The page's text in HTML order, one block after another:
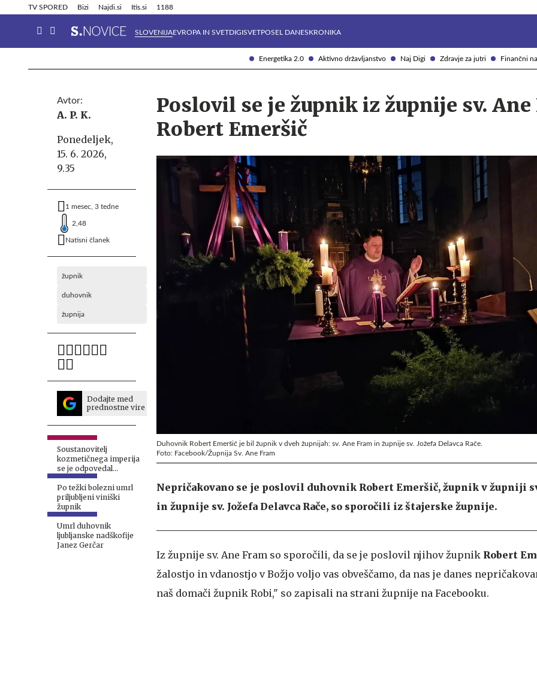
Energetika 2.0 Aktivno državljanstvo Naj Digi Zdravje za jutri Finančni
TV SPORED Bizi Najdi.si Itis.si 1188
SLOVENIJAEVROPA IN SVETDIGISVETPOSEL DANESKRONIKA
Info in obvestila Tehnik
Avtor:
A. P. K.
Ponedeljek,
15. 6. 2026,
9.35
1 mesec, 3 tedne
2,48
Natisni članek
župnik
duhovnik
župnija
Dodajte med
prednostne vire
Soustanovitelj
kozmetičnega imperija
se je odpovedal
bogastvu za duhovniški
poklic
Po težki bolezni umrl
priljubljeni viniški
župnik
Umrl duhovnik
ljubljanske nadškofije
Janez Gerčar
Poslovil se je župnik iz župnije sv. Ane
Robert Emeršič
Duhovnik Robert Emeršič je bil župnik v dveh župnijah: sv. Ane Fram in župnije sv. Jožefa Delavca Rače.
Foto: Facebook/Župnija Sv. Ane Fram
Nepričakovano se je poslovil duhovnik Robert Emeršič, župnik v župniji
in župnije sv. Jožefa Delavca Rače, so sporočili iz štajerske župnije.
Iz župnije sv. Ane Fram so sporočili, da se je poslovil njihov župnik Robert
žalostjo in vdanostjo v Božjo voljo vas obveščamo, da nas je danes
naš domači župnik Robi," so zapisali na strani župnije na Facebooku.